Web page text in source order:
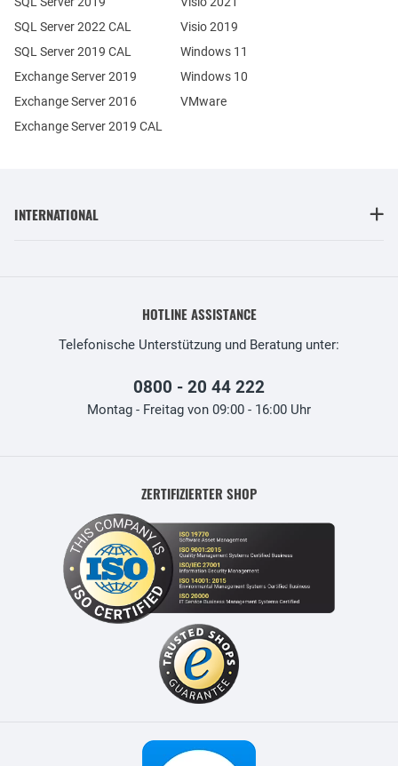
Exchange Server 2019
Exchange Server 2016
SQL Server 2022 CAL
SQL Server 2019 CAL
Exchange Server 2019 CAL
Visio 2019
Windows 11
Windows 10
VMware
INTERNATIONAL
HOTLINE ASSISTANCE
Telefonische Unterstützung und Beratung unter:
0800 - 20 44 222
Montag - Freitag von 09:00 - 16:00 Uhr
ZERTIFIZIERTER SHOP